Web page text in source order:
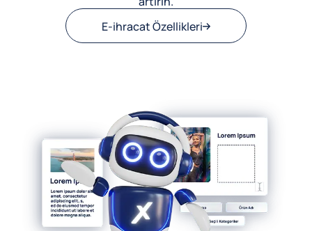
E-ihracat Özellikleri